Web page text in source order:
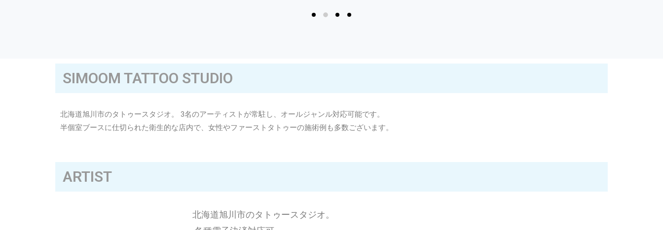
SIMOOM TATTOO STUDIO
北海道旭川市のタトゥースタジオ。 3名のアーティストが常駐し、オールジャンル対応可能です。
半個室ブースに仕切られた衛生的な店内で、女性やファーストタトゥーの施術例も多数ございます。
ARTIST
北海道旭川市のタトゥースタジオ。